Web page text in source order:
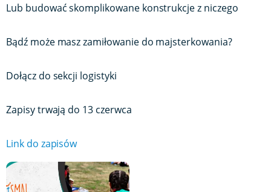
Lub budować skomplikowane konstrukcje z niczego
Bądź może masz zamiłowanie do majsterkowania?
Dołącz do sekcji logistyki
Zapisy trwają do 13 czerwca
Link do zapisów